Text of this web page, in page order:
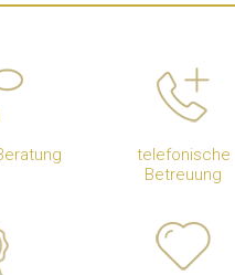
telefonische
Betreuung